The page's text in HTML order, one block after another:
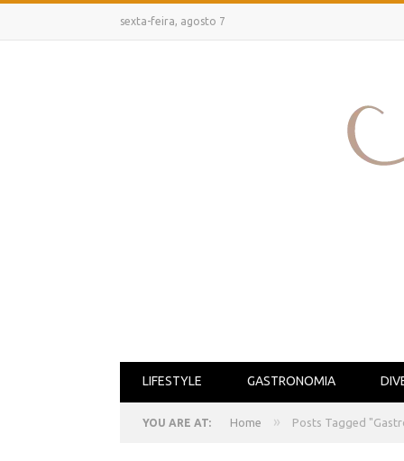
sexta-feira, agosto 7
LIFESTYLE GASTRONOMIA
YOU ARE AT: Home » Posts Tagged